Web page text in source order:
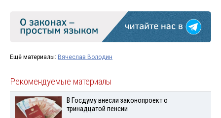
Ещё материалы: Вячеслав Володин
Рекомендуемые материалы
В Госдуму внесли законопроект о
тринадцатой пенсии